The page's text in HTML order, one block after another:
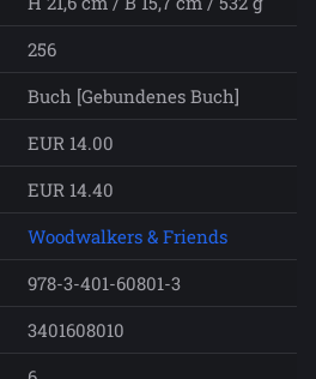
256
Buch [Gebundenes Buch]
EUR 14.00
EUR 14.40
Woodwalkers & Friends
978-3-401-60801-3
3401608010